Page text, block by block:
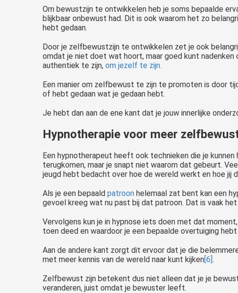
Om bewustzijn te ontwikkelen heb je soms bepaalde
blijkbaar onbewust had. Dit is ook waarom het zo
hebt gedaan.
Door je zelfbewustzijn te ontwikkelen zet je ook
omdat je niet doet wat hoort, maar goed kunt
authentiek te zijn, om jezelf te zijn.
Een manier om zelfbewust te zijn te promoten is door
of hebt gedaan wat je gedaan hebt.
Je hebt dan aan de ene kant dat je jouw innerlijke
Hypnotherapie voor meer
Een hypnotherapeut heeft ook technieken die je
terugkomen, maar je snapt niet waarom dat gebeurt.
jeugd hebt bedacht over hoe de wereld werkt en hoe jij
Als je een bepaald patroon helemaal zat bent kan een
gevoel kreeg wat nu past bij dat patroon. Dat is vaak
Vervolgens kun je in hypnose iets doen met dat
toen deed en waardoor je een bepaalde overtuiging
Aan de andere kant zorgt dit ervoor dat je die
met meer kennis van de wereld naar kunt kijken[6].
Zelfbewust zijn betekent dus niet alleen dat je je
veranderen, juist omdat je bewuster leeft.